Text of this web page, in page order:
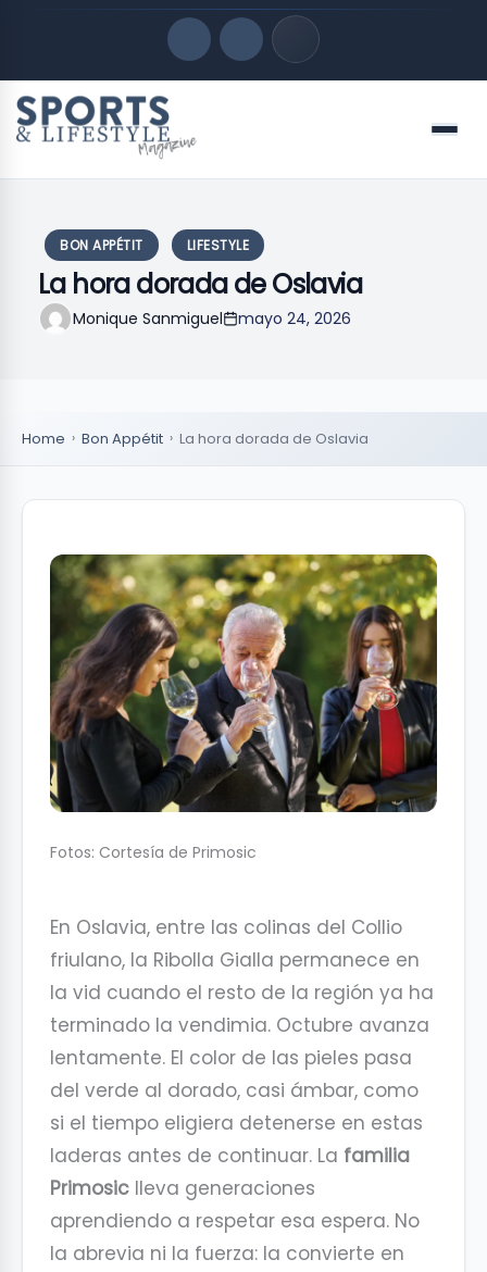
Quick Links
FOLLOW US
Menu
BON APPÉTIT LIFESTYLE
La hora dorada de Oslavia
Monique Sanmiguel mayo 24, 2026
Home Bon Appétit La hora dorada de Oslavia
Fotos: Cortesía de Primosic
En Oslavia, entre las colinas del Collio
friulano, la Ribolla Gialla permanece en
la vid cuando el resto de la región ya ha
terminado la vendimia. Octubre avanza
lentamente. El color de las pieles pasa
del verde al dorado, casi ámbar, como
si el tiempo eligiera detenerse en estas
laderas antes de continuar. La familia
Primosic lleva generaciones
aprendiendo a respetar esa espera. No
la abrevia ni la fuerza: la convierte en